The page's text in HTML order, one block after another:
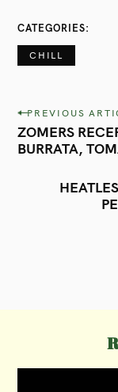
CATEGORIES
CHILL
P
o
t
PREVIOUS
ZOMERS
BURRATA,